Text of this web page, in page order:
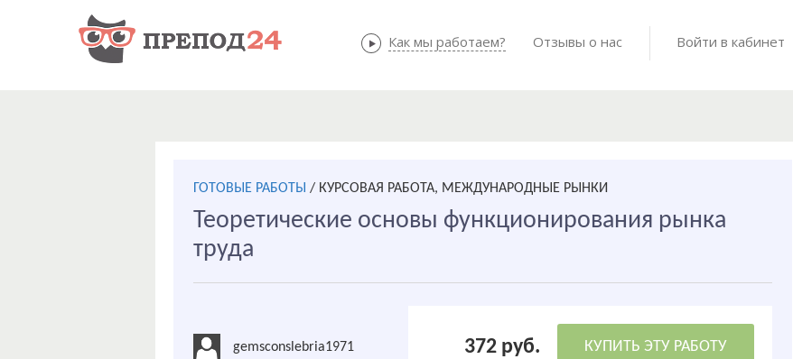
Как мы работаем? Готовые работы
Как мы работаем? Отзывы о нас Войти в кабинет
ГОТОВЫЕ РАБОТЫ / КУРСОВАЯ РАБОТА, МЕЖДУНАРОДНЫЕ РЫНКИ
Теоретические основы функционирования рынка
труда
gemsconslebria1971 372 руб. КУПИТЬ ЭТУ РАБОТУ